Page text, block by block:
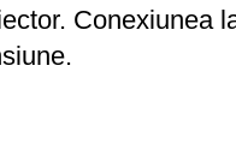
Conexiunea